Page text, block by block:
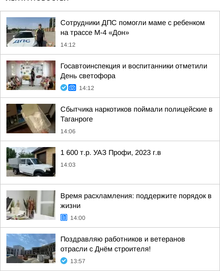
Сотрудники ДПС помогли маме с ребенком
на трассе М-4 «Дон»
14:12
Госавтоинспекция и воспитанники отметили
День светофора
14:12
Сбытчика наркотиков поймали полицейские в
Таганроге
14:06
1 600 т.р. УАЗ Профи, 2023 г.в
14:03
Время расхламления: поддержите порядок в
жизни
14:00
Поздравляю работников и ветеранов
отрасли с Днём строителя!
13:57